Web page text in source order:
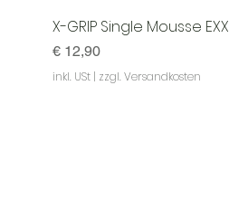
X-GRIP Single Mousse EXX
Preis
€ 12,90
inkl. USt | zzgl. Versandkosten